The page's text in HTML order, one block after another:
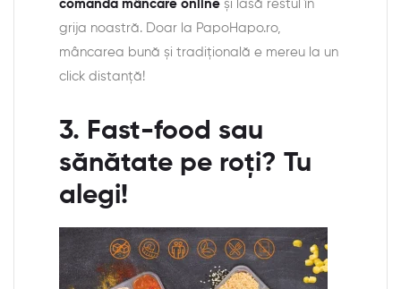
comanda mâncare online și lasă restul în
grija noastră. Doar la PapoHapo.ro,
mâncarea bună și tradițională e mereu la un
click distanță!
3. Fast-food sau
sănătate pe roți? Tu
alegi!